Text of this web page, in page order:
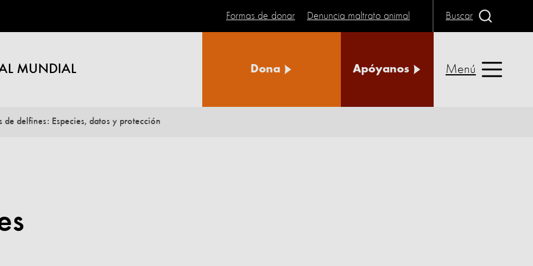
MUNDIAL
Formas de donar Denuncia maltrato animal Buscar
Dona Apóyanos Menú
de delfines: Especies, datos y protección